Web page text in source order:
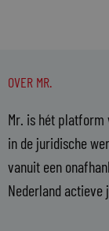
OVER MR.
Mr. is hét platform
in de juridische
vanuit een
Nederland actieve